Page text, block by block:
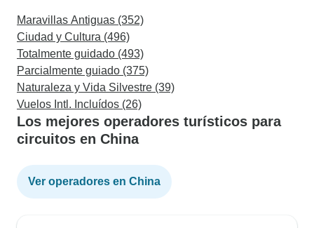
Maravillas Antiguas (352)
Ciudad y Cultura (496)
Totalmente guidado (493)
Parcialmente guiado (375)
Naturaleza y Vida Silvestre (39)
Vuelos Intl. Incluídos (26)
Los mejores operadores turísticos para
circuitos en China
Ver operadores en China